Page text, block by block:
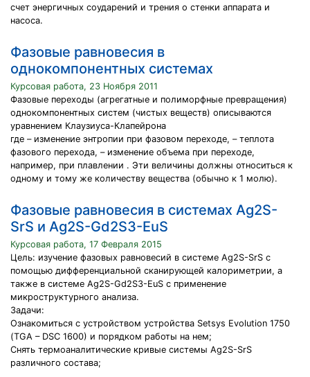
счет энергичных соударений и трения о стенки аппарата и
насоса.
Фазовые равновесия в
однокомпонентных системах
Курсовая работа, 23 Ноября 2011
Фазовые переходы (агрегатные и полиморфные превращения)
однокомпонентных систем (чистых веществ) описываются
уравнением Клаузиуса-Клапейрона
где – изменение энтропии при фазовом переходе, – теплота
фазового перехода, – изменение объема при переходе,
например, при плавлении . Эти величины должны относиться к
одному и тому же количеству вещества (обычно к 1 молю).
Фазовые равновесия в системах Ag2S-
SrS и Ag2S-Gd2S3-EuS
Курсовая работа, 17 Февраля 2015
Цель: изучение фазовых равновесий в системе Ag2S-SrS c
помощью дифференциальной сканирующей калориметрии, а
также в системе Ag2S-Gd2S3-EuS c применение
микроструктурного анализа.
Задачи:
Ознакомиться с устройством устройства Setsys Evolution 1750
(TGA – DSC 1600) и порядком работы на нем;
Снять термоаналитические кривые системы Ag2S-SrS
различного состава;